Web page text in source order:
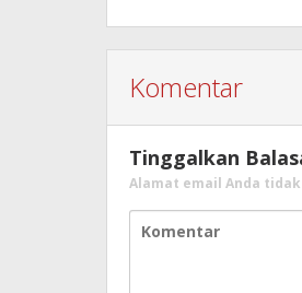
Komentar
Tinggalkan
Alamat email Anda